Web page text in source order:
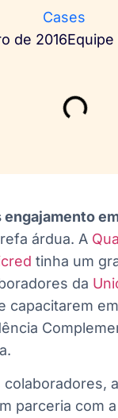
Cases
de 2016Equipe
engajamento
árdua. A
tinha um
da
capacitarem
colaboradores,
parceria com